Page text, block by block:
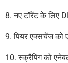
8. नए टॉरेंट के लिए
9. पियर एक्सचेंज को
10. स्क्रैपिंग को